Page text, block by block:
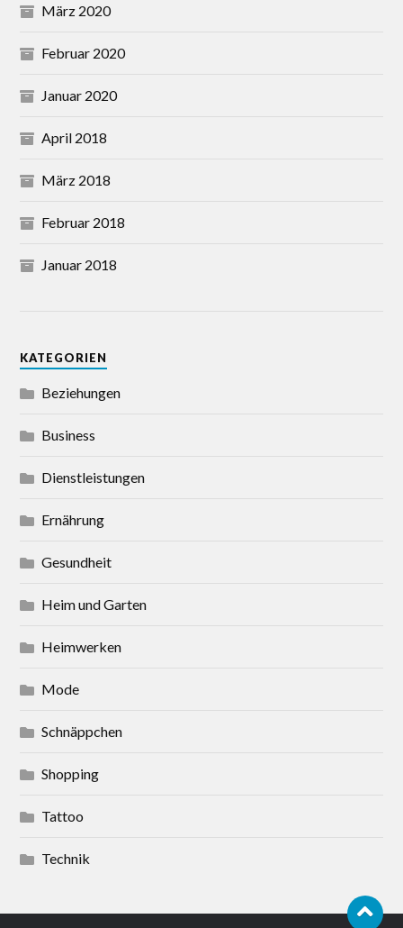
März 2020
Februar 2020
Januar 2020
April 2018
März 2018
Februar 2018
Januar 2018
KATEGORIEN
Beziehungen
Business
Dienstleistungen
Ernährung
Gesundheit
Heim und Garten
Heimwerken
Mode
Schnäppchen
Shopping
Tattoo
Technik